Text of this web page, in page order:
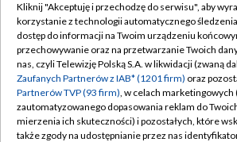
TVP
Abonament TVP
Emisja w TVP
Centrum informacji TVP
Naziemna Telewizja Cyfrowa
Regulamin TVP
Polityka
Moje zgody
Pomoc
Kliknij "Akceptuję i przechodzę do serwisu", aby
korzystanie z technologii automatycznego
dostęp do informacji na Twoim urządzeniu
przechowywanie oraz na przetwarzanie Twoich
nas, czyli Telewizję Polską S.A. w likwidacji (zwaną
Zaufanych Partnerów z IAB* (1201 firm) oraz
Partnerów TVP (93 firm), w celach marketingowych
zautomatyzowanego dopasowania reklam do
mierzenia ich skuteczności) i pozostałych, które
także zgody na udostępnianie przez nas